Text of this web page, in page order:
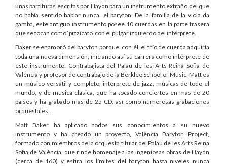
unas partituras escritas por Haydn para un instrumento extraño del que
no había sentido hablar nunca, el baryton. De la familia de la viola da
gamba, este antiguo instrumento posee 10 cuerdas en la parte trasera
que se tocan como ‘pizzicato’ con el pulgar izquierdo del intérprete.
Baker se enamoró del baryton porque, con él, el trío de cuerda adquiría
toda una nueva dimensión, iniciando así su carrera como intérprete de
este instrumento. Contrabajista del Palau de les Arts Reina Sofia de
València y profesor de contrabajo de la Berklee School of Music, Matt es
un músico versátil y completo, intérprete de jazz, músicas de todo el
mundo, y de música clásica, que ha tocado conciertos en más de 20
países y ha grabado más de 25 CD, así como numerosas grabaciones
orquestales.
Matt Baker ha aplicado todos sus conocimientos a su nuevo
instrumento y ha creado un proyecto, València Baryton Project,
formado con miembros de la orquesta titular del Palau de les Arts Reina
Sofia de València, que rinde homenaje a las ingeniosas obras de Haydn
(cerca de 160) y estira los límites del baryton hasta niveles nunca